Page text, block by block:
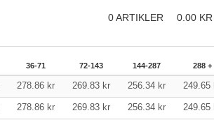
0ARTIKLER 0.00 KR
36-71 72-143 144-287 288 +
278.86 kr 269.83 kr 256.34 kr 249.65
278.86 kr 269.83 kr 256.34 kr 249.65